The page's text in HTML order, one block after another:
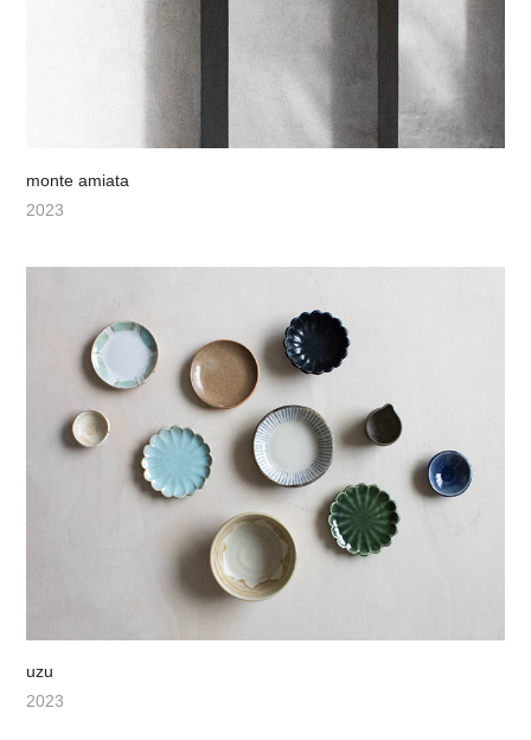
monte amiata
2023
uzu
2023